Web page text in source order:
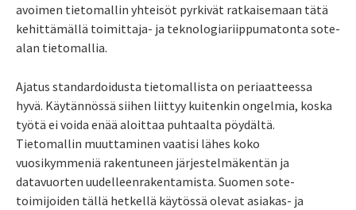
avoimen tietomallin yhteisöt pyrkivät ratkaisemaan tätä
kehittämällä toimittaja- ja teknologiariippumatonta sote-
alan tietomallia.
Ajatus standardoidusta tietomallista on periaatteessa
hyvä. Käytännössä siihen liittyy kuitenkin ongelmia, koska
työtä ei voida enää aloittaa puhtaalta pöydältä.
Tietomallin muuttaminen vaatisi lähes koko
vuosikymmeniä rakentuneen järjestelmäkentän ja
datavuorten uudelleenrakentamista. Suomen sote-
toimijoiden tällä hetkellä käytössä olevat asiakas- ja